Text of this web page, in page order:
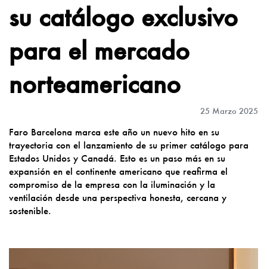
su catálogo exclusivo
para el mercado
norteamericano
25 Marzo 2025
Faro Barcelona marca este año un nuevo hito en su
trayectoria con el lanzamiento de su primer catálogo para
Estados Unidos y Canadá. Esto es un paso más en su
expansión en el continente americano que reafirma el
compromiso de la empresa con la iluminación y la
ventilación desde una perspectiva honesta, cercana y
sostenible.